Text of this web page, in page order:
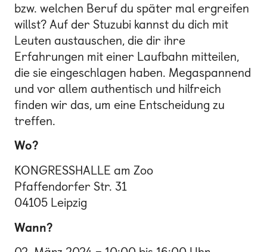
bzw. welchen Beruf du später mal ergreifen
willst? Auf der Stuzubi kannst du dich mit
Leuten austauschen, die dir ihre
Erfahrungen mit einer Laufbahn mitteilen,
die sie eingeschlagen haben. Megaspannend
und vor allem authentisch und hilfreich
finden wir das, um eine Entscheidung zu
treffen.
Wo?
KONGRESSHALLE am Zoo
Pfaffendorfer Str. 31
04105 Leipzig
Wann?